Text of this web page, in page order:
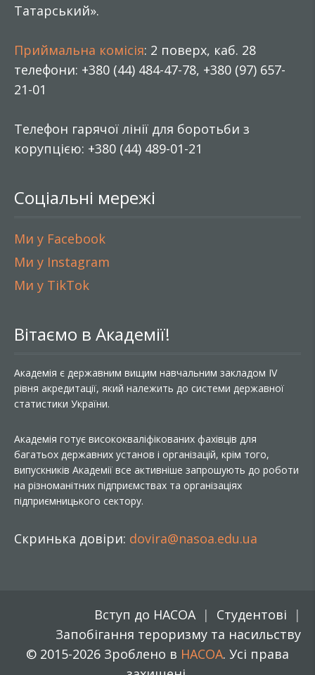
Татарський».
Приймальна комісія: 2 поверх, каб. 28
телефони: +380 (44) 484-47-78, +380 (97) 657-
21-01
Телефон гарячої лінії для боротьби з
корупцією: +380 (44) 489-01-21
Соціальні мережі
Ми у Facebook
Ми у Instagram
Ми у TikTok
Вітаємо в Академії!
Академія є державним вищим навчальним закладом IV
рівня акредитації, який належить до системи державної
статистики України.
Академія готує висококваліфікованих фахівців для
багатьох державних установ і організацій, крім того,
випускників Академії все активніше запрошують до роботи
на різноманітних підприємствах та організаціях
підприємницького сектору.
Скринька довіри: dovira@nasoa.edu.ua
Вступ до НАСОА
Студентові
Запобігання тероризму та насильству
© 2015-2026 Зроблено в НАСОА. Усі права